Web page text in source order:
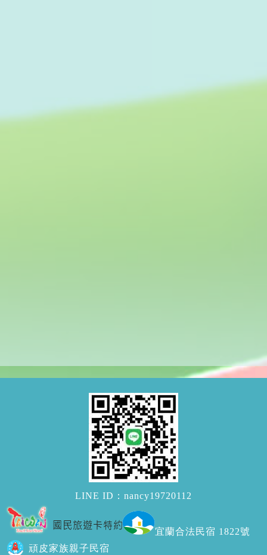
LINE ID：nancy19720112
宜蘭合法民宿 1822號
頑皮家族親子民宿